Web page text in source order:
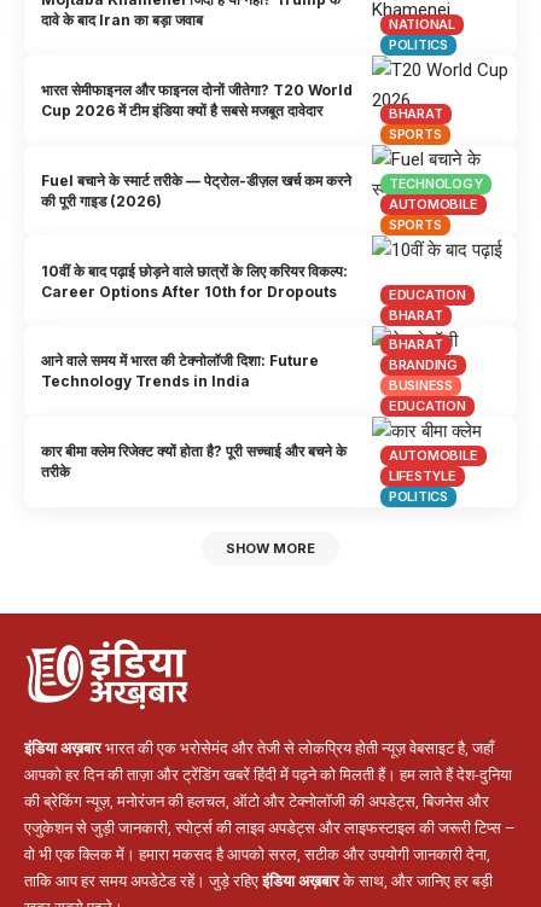
NATIONAL
POLITICS
दावे के बाद Iran का बड़ा जवाब
BHARAT
SPORTS
भारत सेमीफाइनल और फाइनल दोनों जीतेगा? T20 World
Cup 2026 में टीम इंडिया क्यों है सबसे मजबूत दावेदार
TECHNOLOGY
AUTOMOBILE
SPORTS
Fuel बचाने के स्मार्ट तरीके — पेट्रोल-डीज़ल खर्च कम करने
की पूरी गाइड (2026)
EDUCATION
BHARAT
10वीं के बाद पढ़ाई छोड़ने वाले छात्रों के लिए करियर विकल्प:
Career Options After 10th for Dropouts
BHARAT
BRANDING
BUSINESS
EDUCATION
आने वाले समय में भारत की टेक्नोलॉजी दिशा: Future
Technology Trends in India
AUTOMOBILE
LIFESTYLE
POLITICS
कार बीमा क्लेम रिजेक्ट क्यों होता है? पूरी सच्चाई और बचने के
तरीके
SHOW MORE
इंडिया अख़बारभारत की एक भरोसेमंद और तेजी से लोकप्रिय होती न्यूज़ वेबसाइट है, जहाँ
आपको हर दिन की ताज़ा और ट्रेंडिंग खबरें हिंदी में पढ़ने को मिलती हैं। हम लाते हैं देश-दुनिया
की ब्रेकिंग न्यूज़, मनोरंजन की हलचल, ऑटो और टेक्नोलॉजी की अपडेट्स, बिजनेस और
एजुकेशन से जुड़ी जानकारी, स्पोर्ट्स की लाइव अपडेट्स और लाइफस्टाइल की जरूरी टिप्स –
वो भी एक क्लिक में। हमारा मकसद है आपको सरल, सटीक और उपयोगी जानकारी देना,
ताकि आप हर समय अपडेटेड रहें। जुड़े रहिएइंडिया अख़बारके साथ, और जानिए हर बड़ी